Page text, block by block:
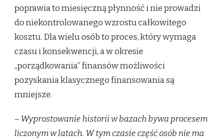
poprawia to miesięczną płynność i nie prowadzi
do niekontrolowanego wzrostu całkowitego
kosztu. Dla wielu osób to proces, który wymaga
czasu i konsekwencji, a w okresie
„porządkowania” finansów możliwości
pozyskania klasycznego finansowania są
mniejsze.
– Wyprostowanie historii w bazach bywa procesem
liczonym w latach. W tym czasie część osób nie ma